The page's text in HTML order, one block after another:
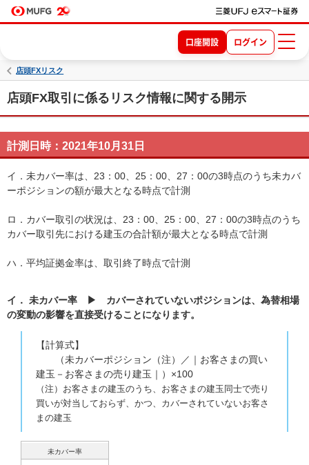
口座開設 ログイン
店頭FXリスク
店頭FX取引に係るリスク情報に関する開示
計測日時：2021年10月31日
イ．未カバー率は、23：00、25：00、27：00の3時点のうち未カバ
ーポジションの額が最大となる時点で計測
ロ．カバー取引の状況は、23：00、25：00、27：00の3時点のうち
カバー取引先における建玉の合計額が最大となる時点で計測
ハ．平均証拠金率は、取引終了時点で計測
イ． 未カバー率 ▶ カバーされていないポジションは、為替相場
の変動の影響を直接受けることになります。
【計算式】
（未カバーポジション（注）／｜お客さまの買い
建玉－お客さまの売り建玉｜）×100
（注）お客さまの建玉のうち、お客さまの建玉同士で売り
買いが対当しておらず、かつ、カバーされていないお客さ
まの建玉
未カバー率